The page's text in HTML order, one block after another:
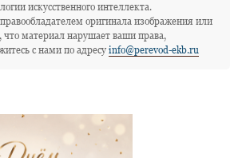
искусственного интеллекта.
оригинала изображения или
что материал нарушает ваши права,
с нами по адресу info@perevod-ekb.ru